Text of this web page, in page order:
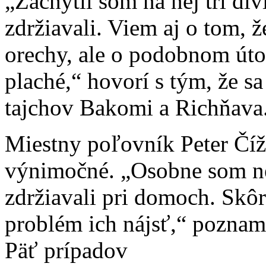
zdržiavali. Viem aj o tom,
orechy, ale o podobnom
plaché,“ hovorí s tým, že
tajchov Bakomi a
Miestny poľovník Peter
výnimočné. „Osobne som
zdržiavali pri domoch.
problém ich nájsť,“
Päť prípadov